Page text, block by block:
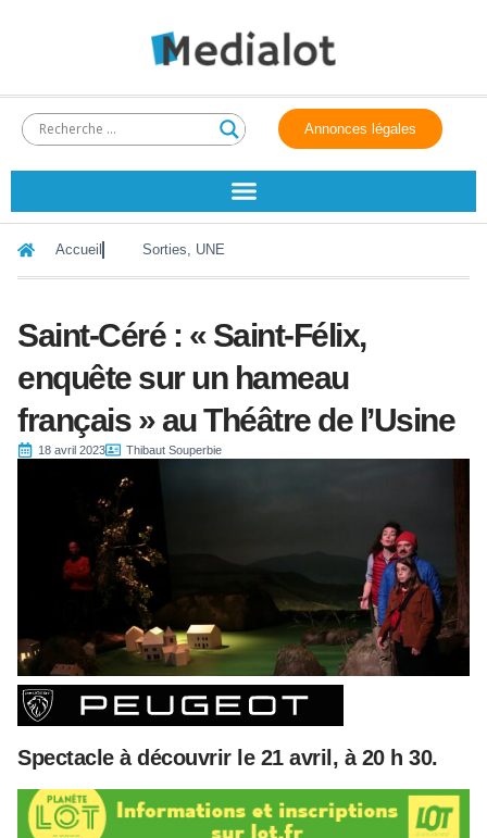
Annonces légales
Accueil Sorties, UNE
Saint-Céré : « Saint-Félix,
enquête sur un hameau
français » au Théâtre de l’Usine
18 avril 2023 Thibaut Souperbie
Spectacle à découvrir le 21 avril, à 20 h 30.